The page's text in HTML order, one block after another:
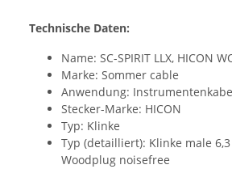
Technische Daten:
Name: SC-SPIRIT LLX, HICON
Marke: Sommer cable
Anwendung:
Stecker-Marke: HICON
Typ: Klinke
Typ (detailliert): Klinke male
Woodplug noisefree